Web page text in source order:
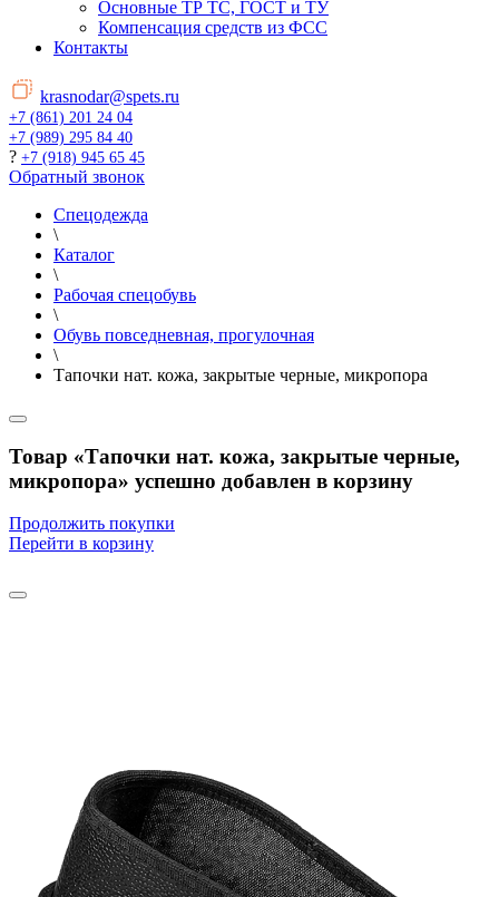
Основные ТР ТС, ГОСТ и ТУ
Компенсация средств из ФСС
Контакты
krasnodar@spets.ru
+7 (861) 201 24 04
+7 (989) 295 84 40
? +7 (918) 945 65 45
Обратный звонок
Спецодежда
\
Каталог
\
Рабочая спецобувь
\
Обувь повседневная, прогулочная
\
Тапочки нат. кожа, закрытые черные, микропора
Товар «Тапочки нат. кожа, закрытые черные,
микропора» успешно добавлен в корзину
Продолжить покупки
Перейти в корзину